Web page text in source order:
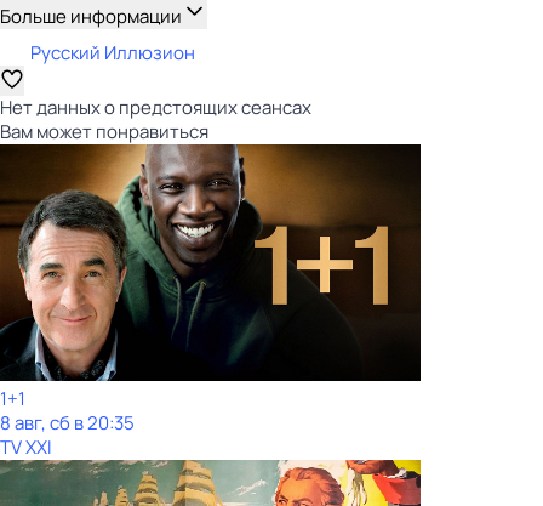
Больше информации
Русский Иллюзион
Нет данных о предстоящих сеансах
Вам может понравиться
1+1
8 авг, сб в 20:35
TV XXI